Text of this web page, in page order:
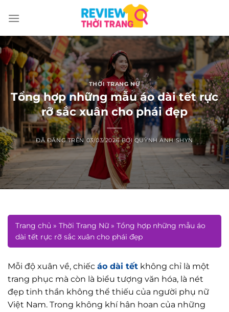
đến
dung
THỜI TRANG NỮ
Tổng hợp những mẫu áo dài tết rực
rỡ sắc xuân cho phái đẹp
ĐÃ ĐĂNG TRÊN03/03/2026 BỞIQUỲNH ANH SHYN
Trang chủ » Thời Trang Nữ» Tổng hợp những mẫu áo
dài tết rực rỡ sắc xuân cho phái đẹp
Mỗi độ xuân về, chiếc áo dài tết không chỉ là một
trang phục mà còn là biểu tượng văn hóa, là nét
đẹp tinh thần không thể thiếu của người phụ nữ
Việt Nam. Trong không khí hân hoan của những